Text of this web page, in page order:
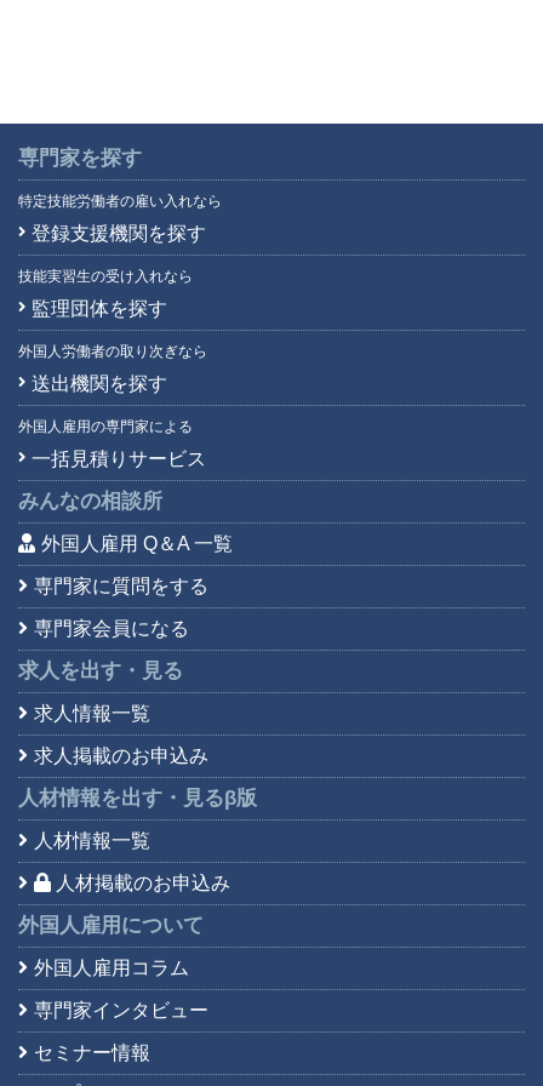
専門家を探す
特定技能労働者の雇い入れなら
登録支援機関を探す
技能実習生の受け入れなら
監理団体を探す
外国人労働者の取り次ぎなら
送出機関を探す
外国人雇用の専門家による
一括見積りサービス
みんなの相談所
外国人雇用 Q＆A 一覧
専門家に質問をする
専門家会員になる
求人を出す・見る
求人情報一覧
求人掲載のお申込み
人材情報を出す・見るβ版
人材情報一覧
人材掲載のお申込み
外国人雇用について
外国人雇用コラム
専門家インタビュー
セミナー情報